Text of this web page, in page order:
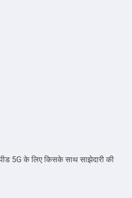
5G के लिए किसके साथ साझेदारी की